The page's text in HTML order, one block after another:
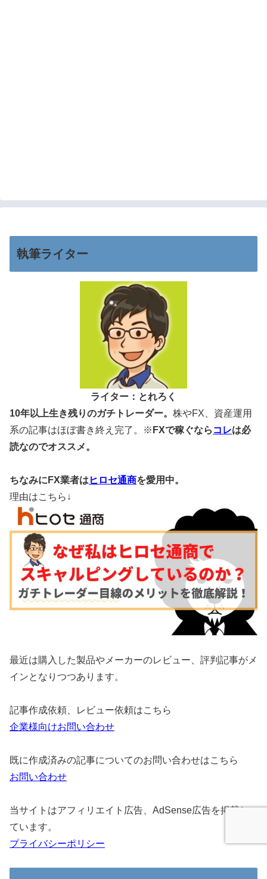
執筆ライター
ライター：とれろく
10年以上生き残りのガチトレーダー。 株やFX、資産運用
系の記事はほぼ書き終え完了。※ FXで稼ぐなら コレは必
読なのでオススメ。
ちなみにFX業者は ヒロセ通商を愛用中。
理由はこちら↓
最近は購入した製品やメーカーのレビュー、評判記事がメ
インとなりつつあります。
記事作成依頼、レビュー依頼はこちら
企業様向けお問い合わせ
既に作成済みの記事についてのお問い合わせはこちら
お問い合わせ
当サイトはアフィリエイト広告、AdSense広告を掲載し
ています。
プライバシーポリシー